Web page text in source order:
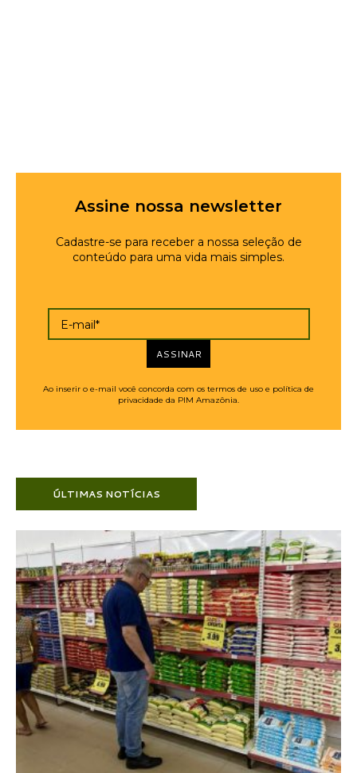
Assine nossa newsletter
Cadastre-se para receber a nossa seleção de
conteúdo para uma vida mais simples.
E-mail*
ASSINAR
Ao inserir o e-mail você concorda com os termos de uso e política de
privacidade da PIM Amazônia.
ÚLTIMAS NOTÍCIAS